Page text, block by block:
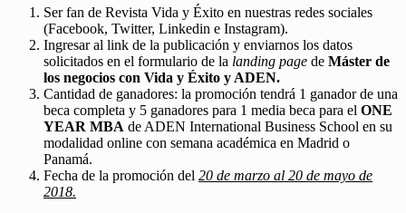
Ser fan de Revista Vida y Éxito en nuestras redes sociales
(Facebook, Twitter, Linkedin e Instagram).
Ingresar al link de la publicación y enviarnos los datos
solicitados en el formulario de la landing page de Máster de
los negocios con Vida y Éxito y ADEN.
Cantidad de ganadores: la promoción tendrá 1 ganador de una
beca completa y 5 ganadores para 1 media beca para el ONE
YEAR MBA de ADEN International Business School en su
modalidad online con semana académica en Madrid o
Panamá.
Fecha de la promoción del 20 de marzo al 20 de mayo de
2018.